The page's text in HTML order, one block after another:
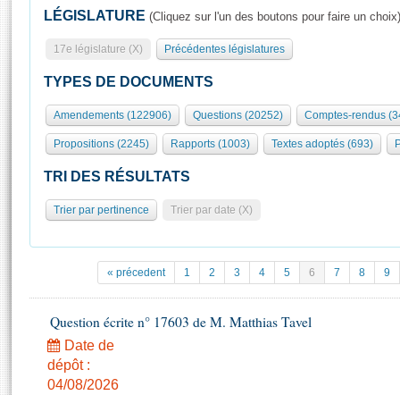
Présidence
577 députés
Groupes politiques
Séance publique
Commissions et autres organes
Europe et International
Pétitions
Projets de loi
Propositions de loi
Amendements
Textes adoptés
Rôle et pouvoirs de l'Assemblée
Organisation de l'Assemblée
Présidence Conférence des Présidents Bureau Collège des
Statistiques et chiffres clés
Documents de référence
( Constitution | Règlement de l'Assemblée ... )
Histoire
Juniors
Visiter l'Assemblée
Visite virtuelle du palais Bourbon
Assister à une séance
La Bibliothèque
Contacts et plan d'accès
Photos libres de droit
LÉGISLATURE (Cliquez sur l'un des boutons pour faire un choix)
17e législature (X) Précédentes législatures
TYPES DE DOCUMENTS
Amendements (122906) Questions (20252) Comptes-rendus
Propositions (2245) Rapports (1003) Textes adoptés (693)
TRI DES RÉSULTATS
Trier par pertinence Trier par date (X)
« précedent 1 2 3 4 5 6 7 8 9
Question écrite n° 17603 de M. Matthias Tavel
Date de
dépôt :
04/08/2026